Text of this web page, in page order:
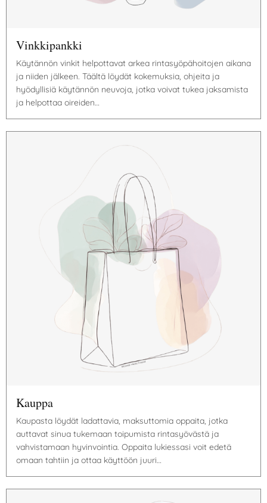
Vinkkipankki
Käytännön vinkit helpottavat arkea rintasyöpähoitojen aikana
ja niiden jälkeen. Täältä löydät kokemuksia, ohjeita ja
hyödyllisiä käytännön neuvoja, jotka voivat tukea jaksamista
ja helpottaa oireiden…
Kauppa
Kaupasta löydät ladattavia, maksuttomia oppaita, jotka
auttavat sinua tukemaan toipumista rintasyövästä ja
vahvistamaan hyvinvointia. Oppaita lukiessasi voit edetä
omaan tahtiin ja ottaa käyttöön juuri…